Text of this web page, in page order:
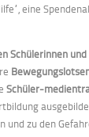
eine
Schülerinnen und
Schüler-
und zu den